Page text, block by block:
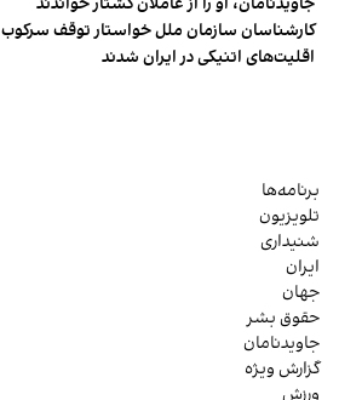
کارشناسان سازمان ملل خواستار توقف سرکوب
اقلیت‌های اتنیکی در ایران شدند
برنامه‌ها
تلویزیون
شنیداری
ایران
جهان
حقوق بشر
جاویدنامان
گزارش ویژه
ورزش